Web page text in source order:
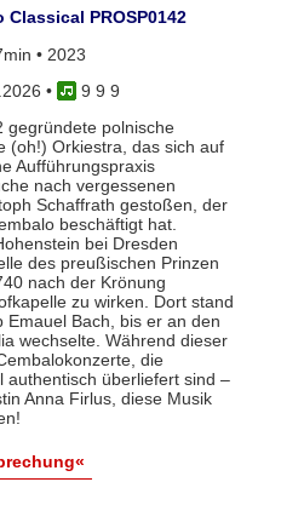
Classical PROSP0142
• 2023
•
9 9 9
gegründete polnische
(oh!) Orkiestra, das sich auf
Aufführungspraxis
nach vergessenen
Schaffrath gestoßen, der
beschäftigt hat.
bei Dresden
des preußischen Prinzen
nach der Krönung
zu wirken. Dort stand
Emauel Bach, bis er an den
wechselte. Während dieser
die
authentisch überliefert sind –
Anna Firlus, diese Musik